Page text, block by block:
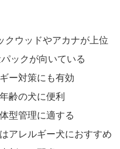
クウッドやアカナが上位
ックが向いている
ー対策にも有効
齢の犬に便利
型管理に適する
アレルギー犬におすすめ